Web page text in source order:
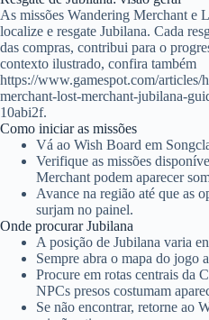
As missões Wandering Merchant e
localize e resgate Jubilana. Cada
das compras, contribui para o
contexto ilustrado, confira também
https://www.gamespot.com/
merchant-lost-merchant-jubilana-
10abi2f.
Como iniciar as missões
Vá ao Wish Board em
Verifique as missões
Merchant podem aparecer
Avance na região até que as
surjam no painel.
Onde procurar Jubilana
A posição de Jubilana varia
Sempre abra o mapa do jogo
Procure em rotas centrais da
NPCs presos costumam
Se não encontrar, retorne ao